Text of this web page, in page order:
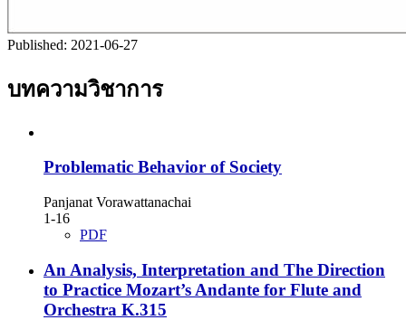
Published: 2021-06-27
บทความวิชาการ
Problematic Behavior of Society
Panjanat Vorawattanachai
1-16
PDF
An Analysis, Interpretation and The Direction
to Practice Mozart’s Andante for Flute and
Orchestra K.315